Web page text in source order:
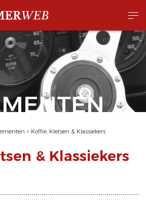
> Koffie, Kletsen & Klassiekers
& Klassiekers